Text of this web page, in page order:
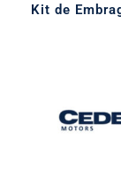
Kit de